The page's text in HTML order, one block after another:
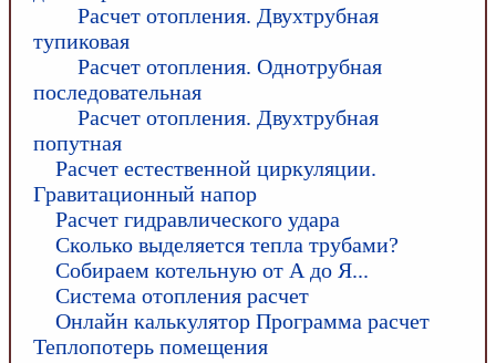
Расчет отопления. Двухтрубная
тупиковая
Расчет отопления. Однотрубная
последовательная
Расчет отопления. Двухтрубная
попутная
Расчет естественной циркуляции.
Гравитационный напор
Расчет гидравлического удара
Сколько выделяется тепла трубами?
Собираем котельную от А до Я...
Система отопления расчет
Онлайн калькулятор Программа расчет
Теплопотерь помещения